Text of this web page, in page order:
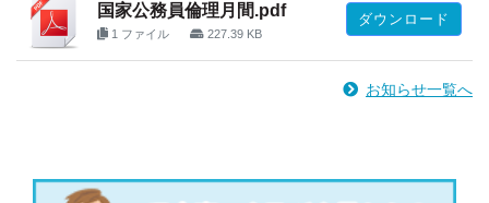
国家公務員倫理月間.pdf
1 ファイル 227.39 KB
ダウンロード
お知らせ一覧へ